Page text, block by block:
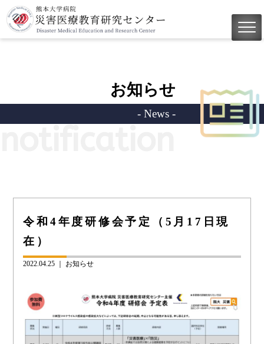
お知らせ
- News -
令和4年度研修会予定（5月17日現
在）
2022.04.25 ｜ お知らせ